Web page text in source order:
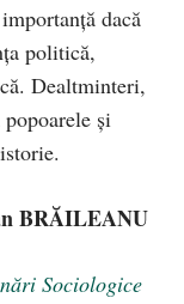
dacă
politică,
Dealtminteri,
popoarele şi
BRĂILEANU
Sociologice